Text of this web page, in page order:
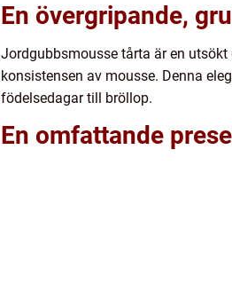
En övergripande,
Jordgubbsmousse tårta är en
konsistensen av mousse. Denna
födelsedagar till bröllop.
En omfattande